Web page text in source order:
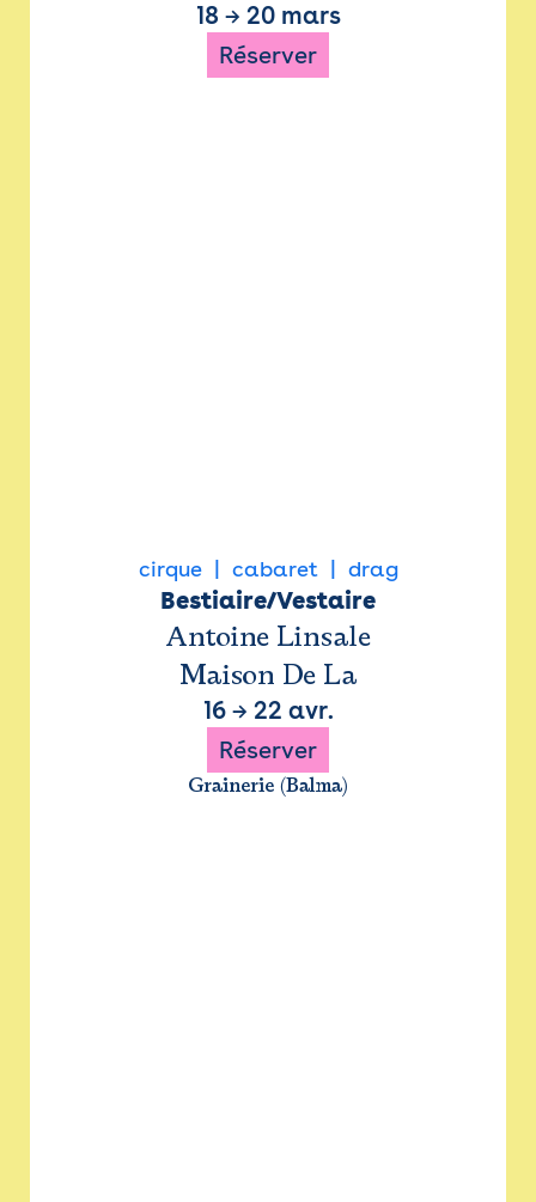
18 → 20 mars
Réserver
cirque cabaret drag
Bestiaire/Vestaire
Antoine Linsale
Maison De La
16→ 22 avr.
Réserver
Grainerie (Balma)